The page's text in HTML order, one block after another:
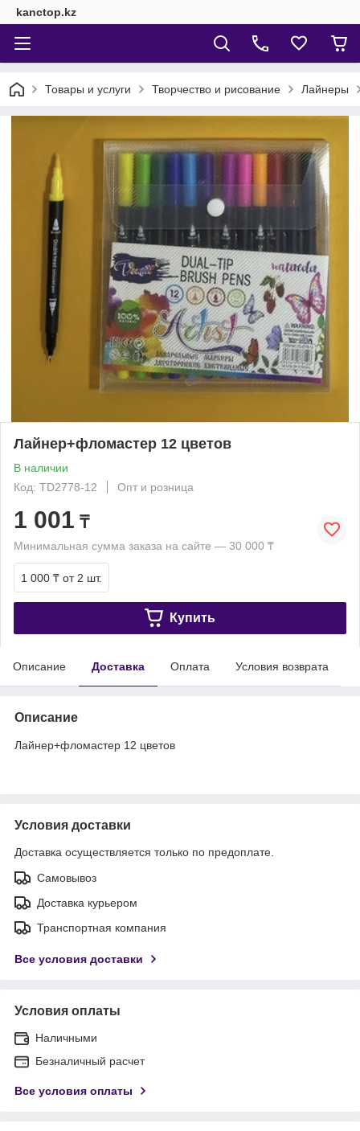
kanctop.kz
Товары и услуги Творчество и рисование Лайнеры
Лайнер+фломастер 12 цветов
В наличии
Код: TD2778-12
Опт и розница
1 001 ₸
Минимальная сумма заказа на сайте — 30 000 ₸
1 000 ₸ от 2 шт.
Купить
Описание Доставка Оплата Условия возврата
Описание
Лайнер+фломастер 12 цветов
Условия доставки
Доставка осуществляется только по предоплате.
Самовывоз
Доставка курьером
Транспортная компания
Все условия доставки
Условия оплаты
Наличными
Безналичный расчет
Все условия оплаты